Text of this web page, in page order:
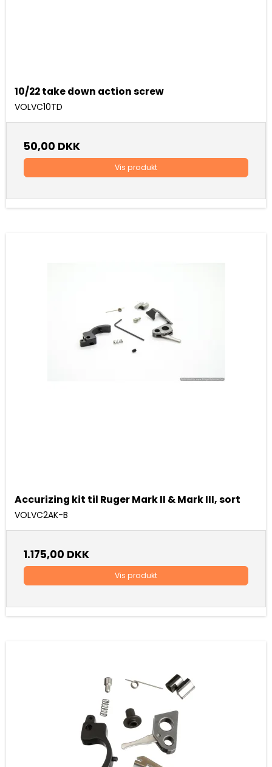
10/22 take down action screw
VOLVC10TD
50,00 DKK
Vis produkt
Accurizing kit til Ruger Mark II & Mark III, sort
VOLVC2AK-B
1.175,00 DKK
Vis produkt